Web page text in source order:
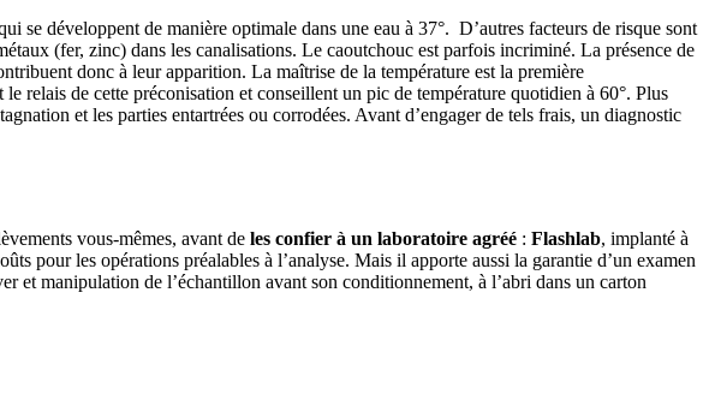
se développent de manière optimale dans une eau à 37°. D’autres facteurs de risque sont
(fer, zinc) dans les canalisations. Le caoutchouc est parfois incriminé. La présence de
donc à leur apparition. La maîtrise de la température est la première
relais de cette préconisation et conseillent un pic de température quotidien à 60°. Plus
et les parties entartrées ou corrodées. Avant d’engager de tels frais, un diagnostic
vous-mêmes, avant de les confier à un laboratoire agréé : Flashlab, implanté à
pour les opérations préalables à l’analyse. Mais il apporte aussi la garantie d’un examen
et manipulation de l’échantillon avant son conditionnement, à l’abri dans un carton